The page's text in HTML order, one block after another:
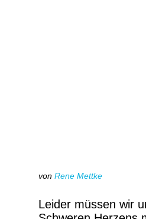
von Rene Mettke
Leider müssen wir